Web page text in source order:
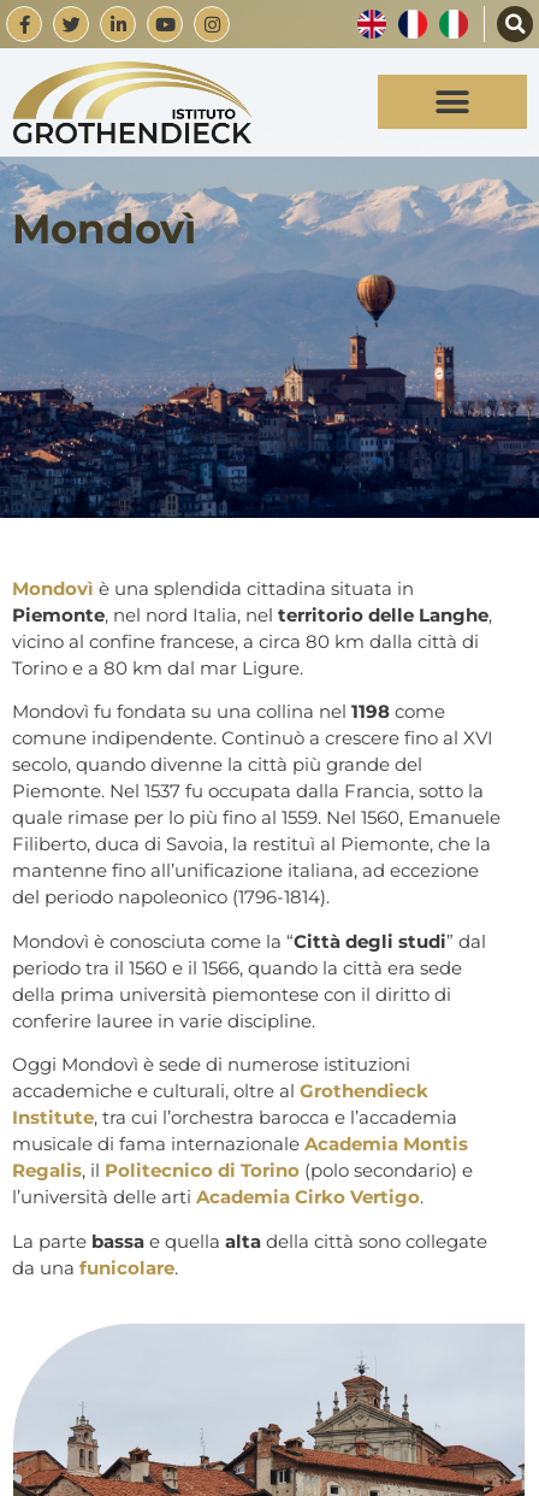
Mondovì
Mondovì è una splendida cittadina situata in
Piemonte, nel nord Italia, nel territorio delle Langhe,
vicino al confine francese, a circa 80 km dalla città di
Torino e a 80 km dal mar Ligure.
Mondovì fu fondata su una collina nel 1198 come
comune indipendente. Continuò a crescere fino al XVI
secolo, quando divenne la città più grande del
Piemonte. Nel 1537 fu occupata dalla Francia, sotto la
quale rimase per lo più fino al 1559. Nel 1560, Emanuele
Filiberto, duca di Savoia, la restituì al Piemonte, che la
mantenne fino all’unificazione italiana, ad eccezione
del periodo napoleonico (1796-1814).
Mondovì è conosciuta come la “Città degli studi” dal
periodo tra il 1560 e il 1566, quando la città era sede
della prima università piemontese con il diritto di
conferire lauree in varie discipline.
Oggi Mondovì è sede di numerose istituzioni
accademiche e culturali, oltre al Grothendieck
Institute, tra cui l’orchestra barocca e l’accademia
musicale di fama internazionale Academia Montis
Regalis, il Politecnico di Torino (polo secondario) e
l’università delle arti Academia Cirko Vertigo.
La parte bassa e quella alta della città sono collegate
da una funicolare.